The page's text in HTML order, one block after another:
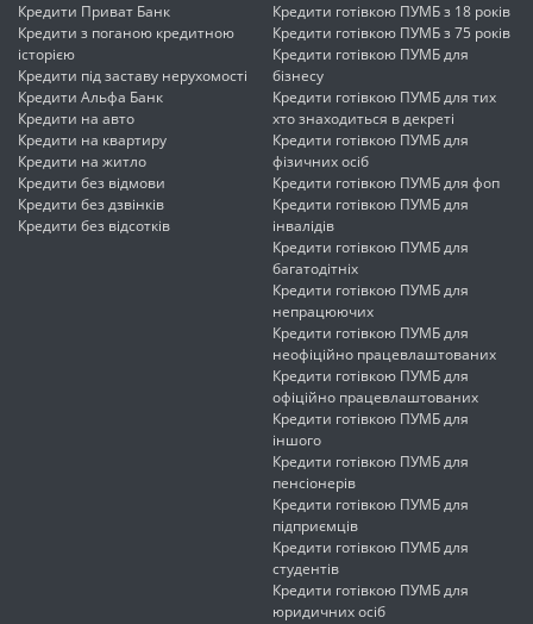
Кредити Приват Банк
Кредити з поганою кредитною
історією
Кредити під заставу нерухомості
Кредити Альфа Банк
Кредити на авто
Кредити на квартиру
Кредити на житло
Кредити без відмови
Кредити без дзвінків
Кредити без відсотків
Кредити готівкою ПУМБ з 18 років
Кредити готівкою ПУМБ з 75 років
Кредити готівкою ПУМБ для
бізнесу
Кредити готівкою ПУМБ для тих
хто знаходиться в декреті
Кредити готівкою ПУМБ для
фізичних осіб
Кредити готівкою ПУМБ для фоп
Кредити готівкою ПУМБ для
інвалідів
Кредити готівкою ПУМБ для
багатодітніх
Кредити готівкою ПУМБ для
непрацюючих
Кредити готівкою ПУМБ для
неофіційно працевлаштованих
Кредити готівкою ПУМБ для
офіційно працевлаштованих
Кредити готівкою ПУМБ для
іншого
Кредити готівкою ПУМБ для
пенсіонерів
Кредити готівкою ПУМБ для
підприємців
Кредити готівкою ПУМБ для
студентів
Кредити готівкою ПУМБ для
юридичних осіб